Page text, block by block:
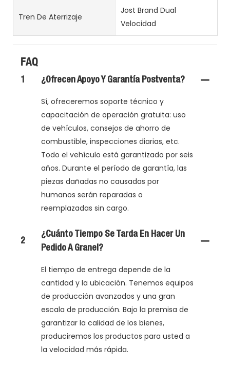
Tren De Aterrizaje
Jost Brand Dual
Velocidad
FAQ
1 ¿Ofrecen Apoyo Y Garantía Postventa?
Sí, ofreceremos soporte técnico y
capacitación de operación gratuita: uso
de vehículos, consejos de ahorro de
combustible, inspecciones diarias, etc.
Todo el vehículo está garantizado por seis
años. Durante el período de garantía, las
piezas dañadas no causadas por
humanos serán reparadas o
reemplazadas sin cargo.
2
¿Cuánto Tiempo Se Tarda En Hacer Un
Pedido A Granel?
El tiempo de entrega depende de la
cantidad y la ubicación. Tenemos equipos
de producción avanzados y una gran
escala de producción. Bajo la premisa de
garantizar la calidad de los bienes,
produciremos los productos para usted a
la velocidad más rápida.